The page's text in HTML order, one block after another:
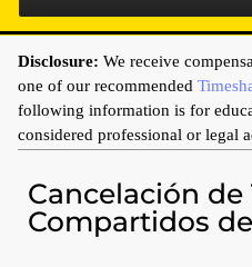
Disclosure: We receive
one of our recommended
following information is for
considered professional or legal
Cancelación de
Compartidos